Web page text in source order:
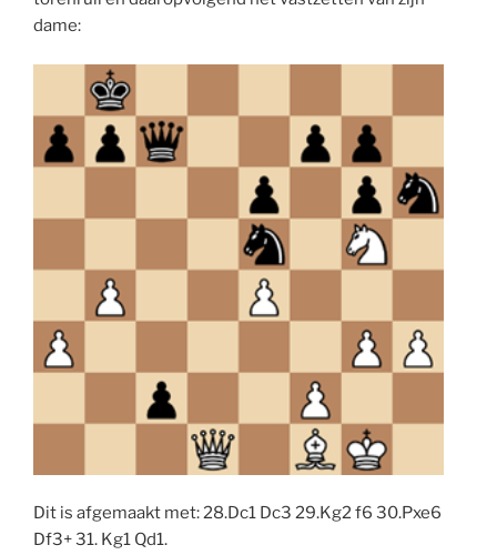
dame:
Dit is afgemaakt met: 28.Dc1 Dc3 29.Kg2 f6 30.Pxe6
Df3+ 31. Kg1 Qd1.